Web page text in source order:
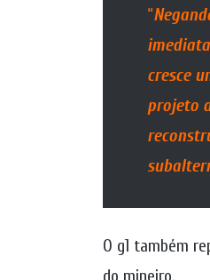
“
cresce
projeto
O g1 também